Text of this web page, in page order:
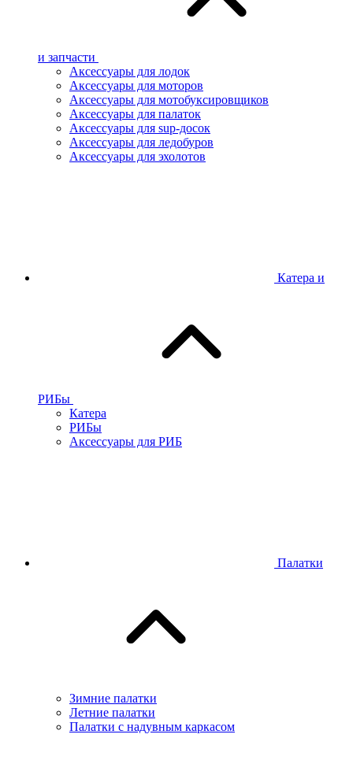
и запчасти
Аксессуары для лодок
Аксессуары для моторов
Аксессуары для мотобуксировщиков
Аксессуары для палаток
Аксессуары для sup-досок
Аксессуары для ледобуров
Аксессуары для эхолотов
Катера и
РИБы
Катера
РИБы
Аксессуары для РИБ
Палатки
Зимние палатки
Летние палатки
Палатки с надувным каркасом